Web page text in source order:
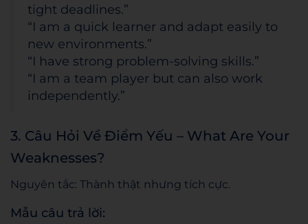
tight deadlines.”
“I am a quick learner and adapt easily to
new environments.”
“I have strong problem-solving skills.”
“I am a team player but can also work
independently.”
3. Câu Hỏi Về Điểm Yếu – What Are Your
Weaknesses?
Nguyên tắc: Thành thật nhưng tích cực.
Mẫu câu trả lời: